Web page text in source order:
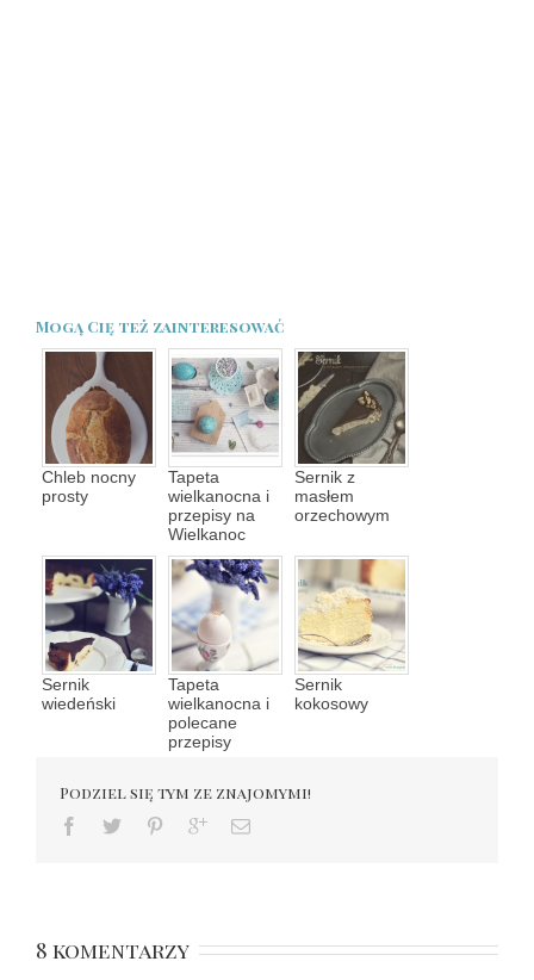
Mogą Cię też zainteresować
Chleb nocny
prosty
Tapeta
wielkanocna i
przepisy na
Wielkanoc
Sernik z
masłem
orzechowym
Sernik
wiedeński
Tapeta
wielkanocna i
polecane
przepisy
Sernik
kokosowy
Podziel się tym ze znajomymi!
8 komentarzy